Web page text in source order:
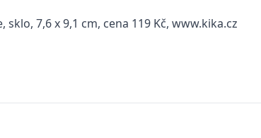
sklo, 7,6 x 9,1 cm, cena 119 Kč, www.kika.cz